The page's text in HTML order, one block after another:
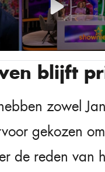
blijft
zowel
gekozen
de reden van